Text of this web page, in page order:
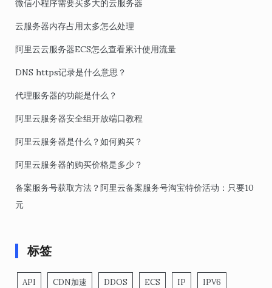
微信小程序需要买多大的云服务器
云服务器内存占用太多怎么处理
阿里云云服务器ECS怎么查看累计使用流量
DNS https记录是什么意思？
代理服务器的功能是什么？
阿里云服务器安全组开放端口教程
阿里云服务器是什么？如何购买？
阿里云服务器的购买价格是多少？
备案服务号获取方法？阿里云备案服务号淘宝特价活动：只要10
元
标签
API CDN加速 DDOS ECS IP IPV6